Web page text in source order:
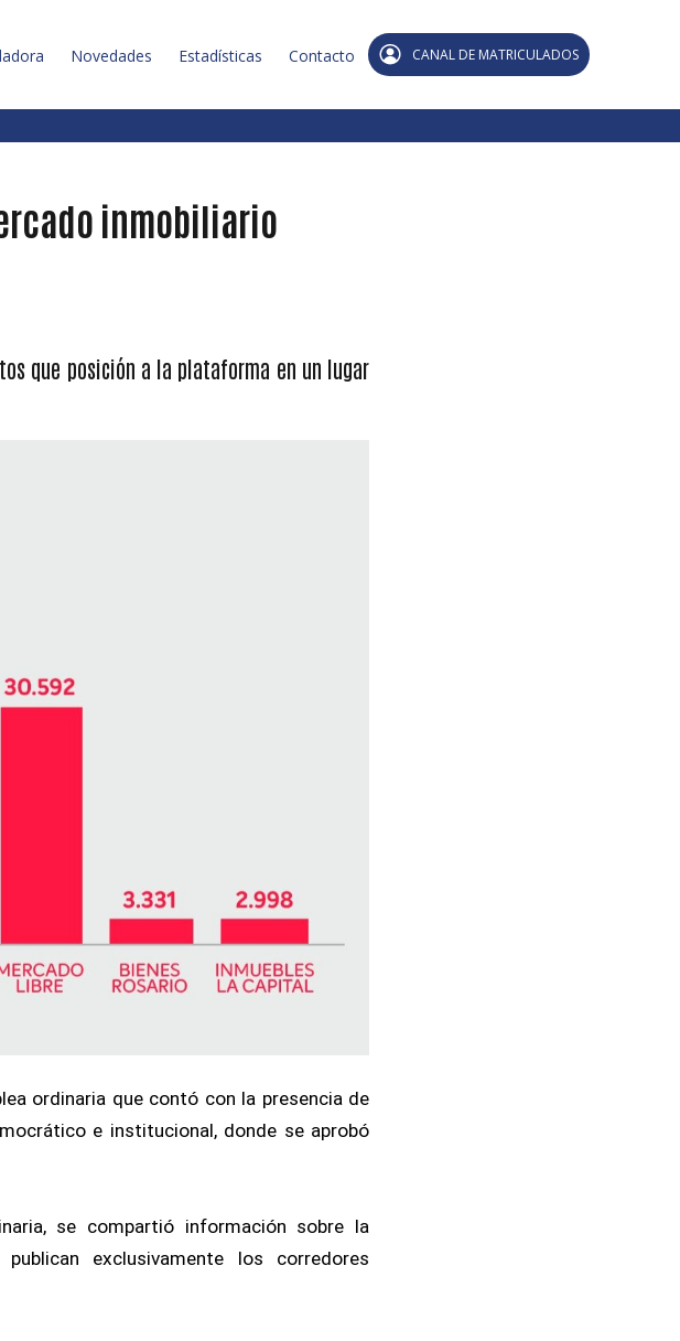
Novedades Estadísticas Contacto CANAL DE MATRICULADOS
inmobiliario
que posición a la plataforma en un lugar
ordinaria que contó con la presencia de
e institucional, donde se aprobó
se compartió información sobre la
exclusivamente los corredores